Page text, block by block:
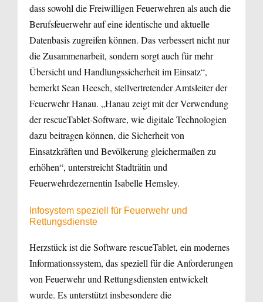
dass sowohl die Freiwilligen Feuerwehren als auch die
Berufsfeuerwehr auf eine identische und aktuelle
Datenbasis zugreifen können. Das verbessert nicht nur
die Zusammenarbeit, sondern sorgt auch für mehr
Übersicht und Handlungssicherheit im Einsatz“,
bemerkt Sean Heesch, stellvertretender Amtsleiter der
Feuerwehr Hanau. „Hanau zeigt mit der Verwendung
der rescueTablet-Software, wie digitale Technologien
dazu beitragen können, die Sicherheit von
Einsatzkräften und Bevölkerung gleichermaßen zu
erhöhen“, unterstreicht Stadträtin und
Feuerwehrdezernentin Isabelle Hemsley.
Infosystem speziell für Feuerwehr und
Rettungsdienste
Herzstück ist die Software rescueTablet, ein modernes
Informationssystem, das speziell für die Anforderungen
von Feuerwehr und Rettungsdiensten entwickelt
wurde. Es unterstützt insbesondere die